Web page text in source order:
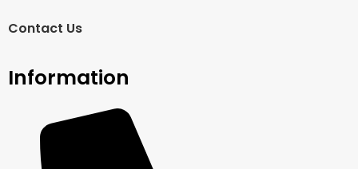
Contact Us
Information